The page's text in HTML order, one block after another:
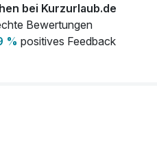
Flasche Champagner 0,75l 70,00 €
auf dem Zimmer
bei Kurzurlaub.de
Bewertungen
% positives Feedback